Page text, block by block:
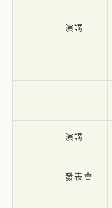
演講
演講
發表會